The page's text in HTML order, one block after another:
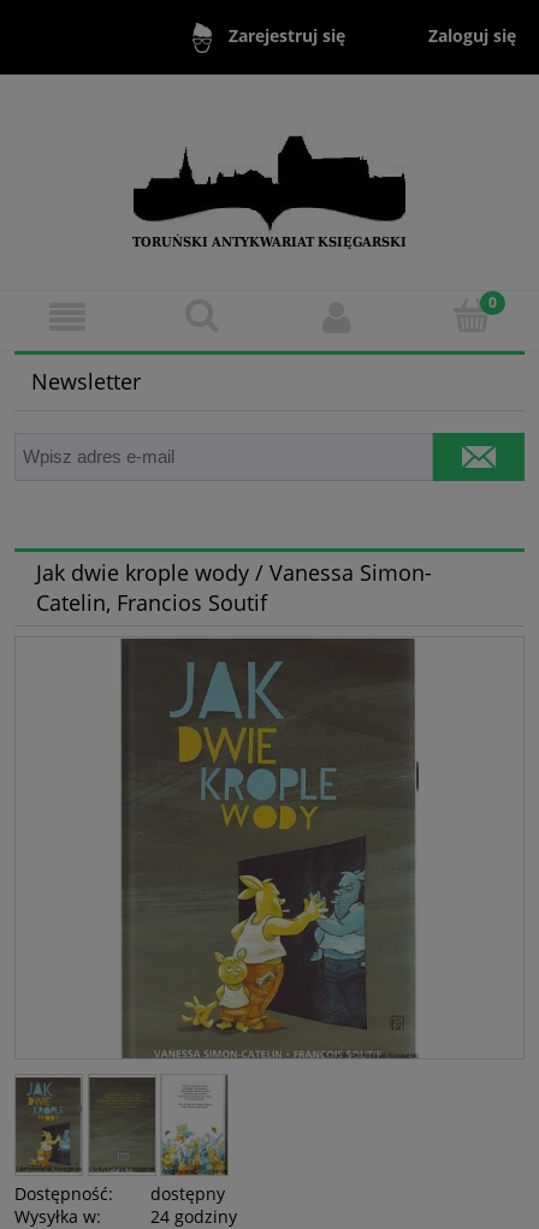
Zarejestruj się Zaloguj się
Newsletter
Jak dwie krople wody / Vanessa Simon-
Catelin, Francios Soutif
Dostępność:
dostępny
Wysyłka w:
24 godziny